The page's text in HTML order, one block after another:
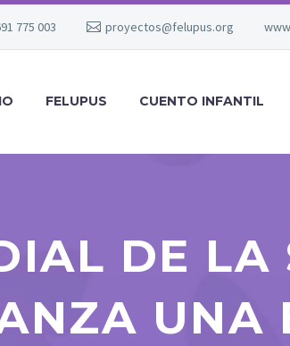
775 003 proyectos@felupus.org
FELUPUS CUENTO INFANTIL
DE LA
UNA